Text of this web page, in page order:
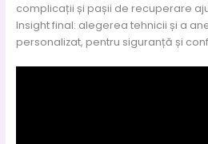
complicații și pașii de recuperare
Insight final: alegerea tehnicii și a
personalizat, pentru siguranță și